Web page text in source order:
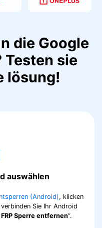
die Google
sie
lösung!
auswählen
(Android), klicken
verbinden Sie Ihr Android
Sperre entfernen“.